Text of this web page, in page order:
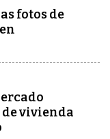
fotos de
vivienda